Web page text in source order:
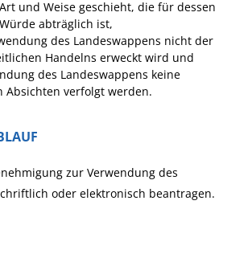
und Weise geschieht, die für dessen
abträglich ist,
des Landeswappens nicht der
Handelns erweckt wird und
des Landeswappens keine
Absichten verfolgt werden.
zur Verwendung des
oder elektronisch beantragen.